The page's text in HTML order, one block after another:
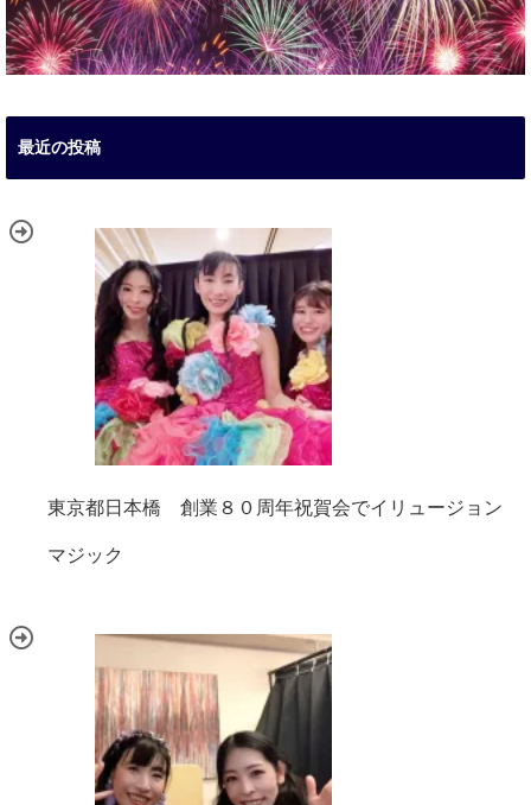
最近の投稿
東京都日本橋 創業８０周年祝賀会でイリュージョン
マジック